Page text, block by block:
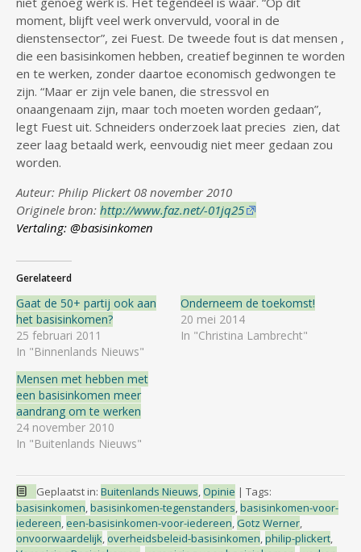
moment, blijft veel werk onvervuld, vooral in de
dienstensector”, zei Fuest. De tweede fout is dat mensen ,
die een basisinkomen hebben, creatief beginnen te worden
en te werken, zonder daartoe economisch gedwongen te
zijn. “Maar er zijn vele banen, die stressvol en
onaangenaam zijn, maar toch moeten worden gedaan”,
legt Fuest uit. Schneiders onderzoek laat precies zien, dat
zeer laag betaald werk, eenvoudig niet meer gedaan zou
worden.
Auteur: Philip Plickert 08 november 2010
Originele bron: http://www.faz.net/-01jq25
Vertaling: @basisinkomen
Gerelateerd
Gaat de 50+ partij ook aan
het basisinkomen?
25 februari 2011
In "Binnenlands Nieuws"
Onderneem de toekomst!
20 mei 2014
In "Christina Lambrecht"
Mensen met hebben met
een basisinkomen meer
aandrang om te werken
24 november 2010
In "Buitenlands Nieuws"
Geplaatst in: Buitenlands Nieuws, Opinie | Tags:
basisinkomen,basisinkomen-tegenstanders,basisinkomen-voor-
iedereen, een-basisinkomen-voor-iedereen, Gotz Werner,
onvoorwaardelijk, overheidsbeleid-basisinkomen,philip-plickert,